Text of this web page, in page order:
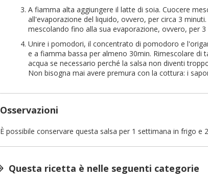
A fiamma alta aggiungere il latte di soia. Cuocere
all'evaporazione del liquido, ovvero, per circa 3
mescolando fino alla sua evaporazione, ovvero, per 3
Unire i pomodori, il concentrato di pomodoro e
e a fiamma bassa per almeno 30min. Rimescolare di
acqua se necessario perché la salsa non diventi
Non bisogna mai avere premura con la cottura: i
Osservazioni
È possibile conservare questa salsa per 1 settimana in frigo e
Questa ricetta è nelle seguenti categorie